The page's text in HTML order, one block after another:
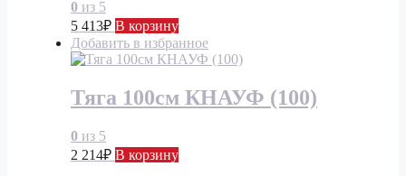
0 из 5
5 413₽ В корзину
Добавить в избранное
Тяга 100см КНАУФ (100)
0 из 5
2 214₽ В корзину